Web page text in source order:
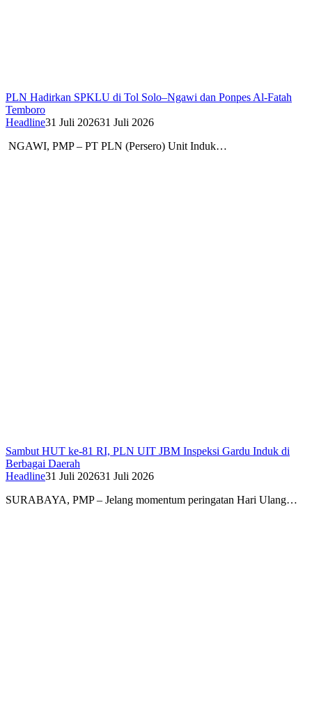
PLN Hadirkan SPKLU di Tol Solo–Ngawi dan Ponpes Al-Fatah
Temboro
Headline31 Juli 202631 Juli 2026
NGAWI, PMP – PT PLN (Persero) Unit Induk…
Sambut HUT ke-81 RI, PLN UIT JBM Inspeksi Gardu Induk di
Berbagai Daerah
Headline31 Juli 202631 Juli 2026
SURABAYA, PMP – Jelang momentum peringatan Hari Ulang…